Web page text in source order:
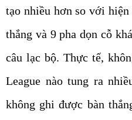
tạo nhiều hơn so với
thắng và 9 pha dọn cỗ
câu lạc bộ. Thực tế,
League nào tung ra
không ghi được bàn